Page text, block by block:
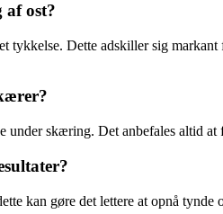
ost?
tykkelse. Dette adskiller sig
skæring. Det anbefales altid
kan gøre det lettere at opnå